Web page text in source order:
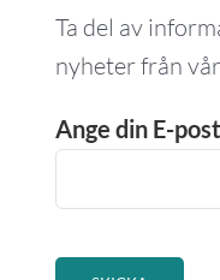
Ta del av
nyheter från
Ange din E-